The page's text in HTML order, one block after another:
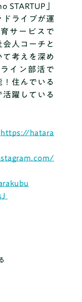
STARTUP」
ドライブが運
サービスで
人コーチと
て考えを深め
イン部活で
住んでいる
躍している
https://hatara